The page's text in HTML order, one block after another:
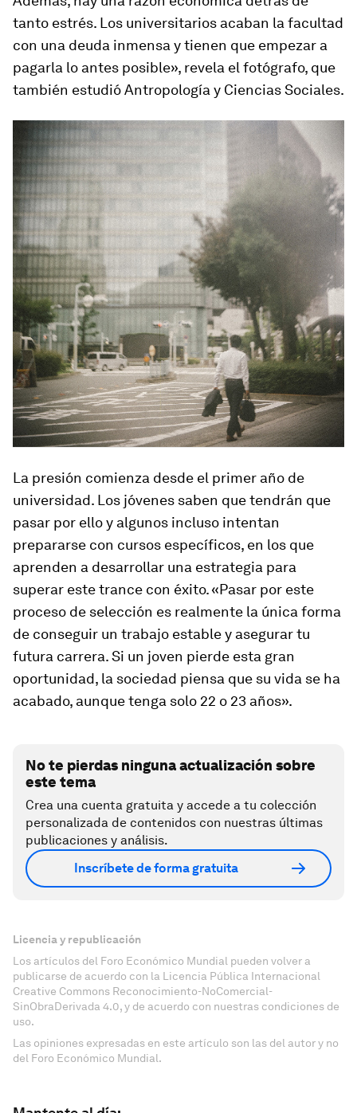
tanto estrés. Los universitarios acaban la facultad
con una deuda inmensa y tienen que empezar a
pagarla lo antes posible», revela el fotógrafo, que
también estudió Antropología y Ciencias Sociales.
La presión comienza desde el primer año de
universidad. Los jóvenes saben que tendrán que
pasar por ello y algunos incluso intentan
prepararse con cursos específicos, en los que
aprenden a desarrollar una estrategia para
superar este trance con éxito. «Pasar por este
proceso de selección es realmente la única forma
de conseguir un trabajo estable y asegurar tu
futura carrera. Si un joven pierde esta gran
oportunidad, la sociedad piensa que su vida se ha
acabado, aunque tenga solo 22 o 23 años».
No te pierdas ninguna actualización sobre
este tema
Crea una cuenta gratuita y accede a tu colección
personalizada de contenidos con nuestras últimas
publicaciones y análisis.
Inscríbete de forma gratuita
Licencia y republicación
Los artículos del Foro Económico Mundial pueden volver a
publicarse de acuerdo con la Licencia Pública Internacional
Creative Commons Reconocimiento-NoComercial-
SinObraDerivada 4.0, y de acuerdo con nuestras condiciones de
uso.
Las opiniones expresadas en este artículo son las del autor y no
del Foro Económico Mundial.